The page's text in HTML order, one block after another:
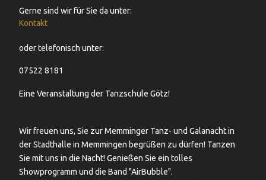
Gerne sind wir für Sie da unter:
Kontakt
oder telefonisch unter:
07522 8181
Eine Veranstaltung der Tanzschule Götz!
Wir freuen uns, Sie zur Memminger Tanz- und Galanacht in
der Stadthalle in Memmingen begrüßen zu dürfen! Tanzen
Sie mit uns in die Nacht! Genießen Sie ein tolles
Showprogramm und die Band "AirBubble".